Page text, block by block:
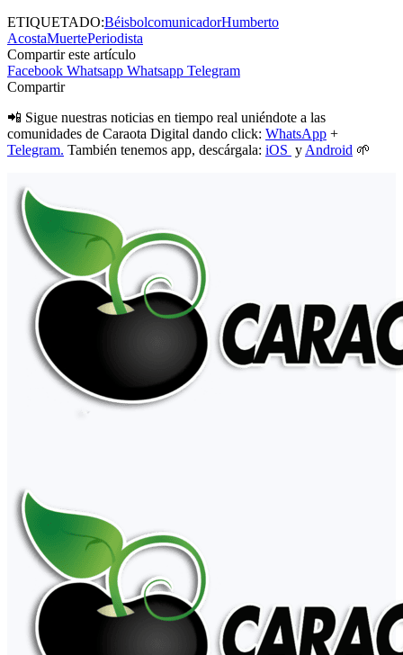
ETIQUETADO:BéisbolcomunicadorHumberto
AcostaMuertePeriodista
Compartir este artículo
Facebook Whatsapp Whatsapp Telegram
Compartir
📲 Sigue nuestras noticias en tiempo real uniéndote a las
comunidades de Caraota Digital dando click: WhatsApp +
Telegram. También tenemos app, descárgala: iOS y Android 🌱